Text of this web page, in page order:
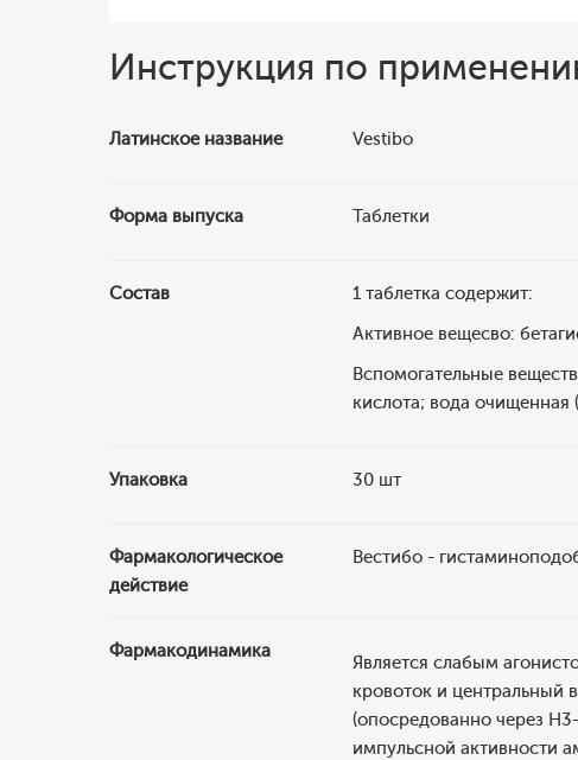
Инструкция по
Латинское название Vestibo
Форма выпуска Таблетки
Состав
1 таблетка содержит:
Активное вещесво:
Вспомогательные
кислота; вода очищенная
Упаковка 30 шт
Фармакологическое
действие
Вестибо -
Фармакодинамика
Является слабым
кровоток и центральный
(опосредованно через
импульсной активности